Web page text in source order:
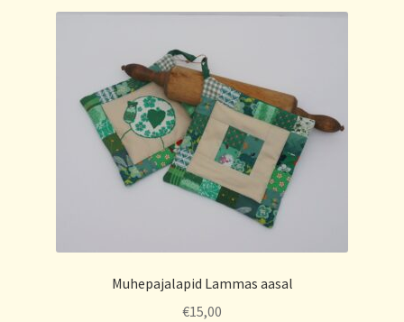
Muhepajalapid Lammas aasal
€15,00